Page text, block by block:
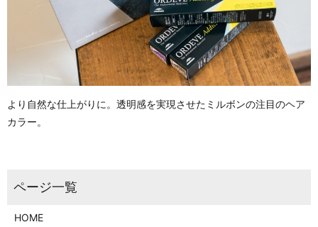
より自然な仕上がりに。透明感を実現させたミルボンの注目のヘア
カラー。
HOME